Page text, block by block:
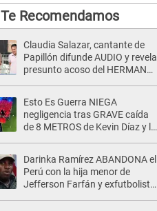
Te Recomendamos
Claudia Salazar, cantante de
Papillón difunde AUDIO y revela
presunto acoso del HERMANO
shock"
Esto Es Guerra NIEGA
negligencia tras GRAVE caída
de 8 METROS de Kevin Díaz y lo
Darinka Ramírez ABANDONA el
Perú con la hija menor de
Jefferson Farfán y exfutbolista